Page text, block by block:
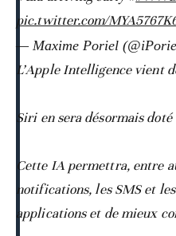
pic.twitter.com/
— Maxime Poriel
L’Apple Intelligence vient
Siri en sera désormais doté
Cette IA permettra, entre
notifications, les SMS et
applications et de mieux